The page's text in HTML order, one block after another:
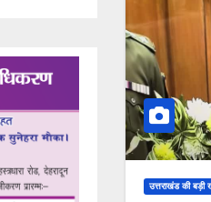
उत्तराखंड की बड़ी